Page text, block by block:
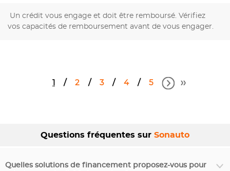
Un crédit vous engage et doit être remboursé. Vérifiez
vos capacités de remboursement avant de vous engager.
2 3 4 5
Questions fréquentes sur Sonauto
Quelles solutions de financement proposez-vous pour